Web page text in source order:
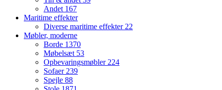
Andet 167
Maritime effekter
Diverse maritime effekter22
Møbler, moderne
Borde 1370
Møbelsæt 53
Opbevaringsmøbler224
Sofaer239
Spejle 88